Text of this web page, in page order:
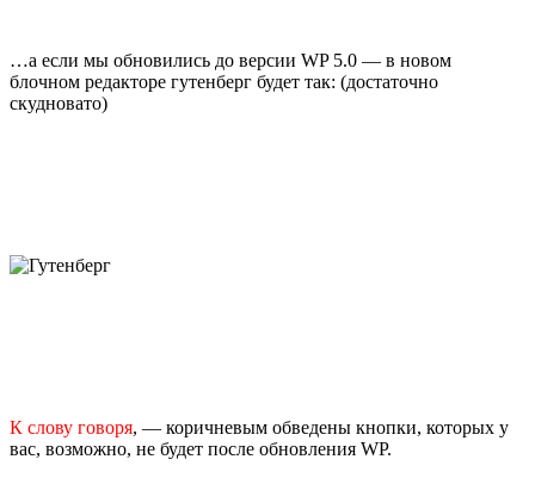
…а если мы обновились до версии WP 5.0 — в новом
блочном редакторе гутенберг будет так: (достаточно
скудновато)
К слову говоря, — коричневым обведены кнопки, которых у
вас, возможно, не будет после обновления WP.